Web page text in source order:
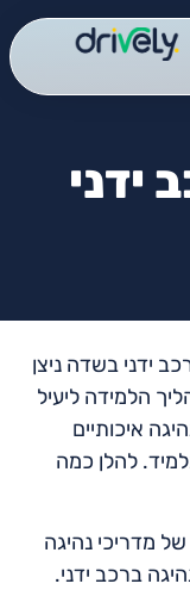
ידני
ידני בשדה ניצן
הלמידה ליעיל
איכותיים
להלן כמה
של מדריכי נהיגה
ברכב ידני.